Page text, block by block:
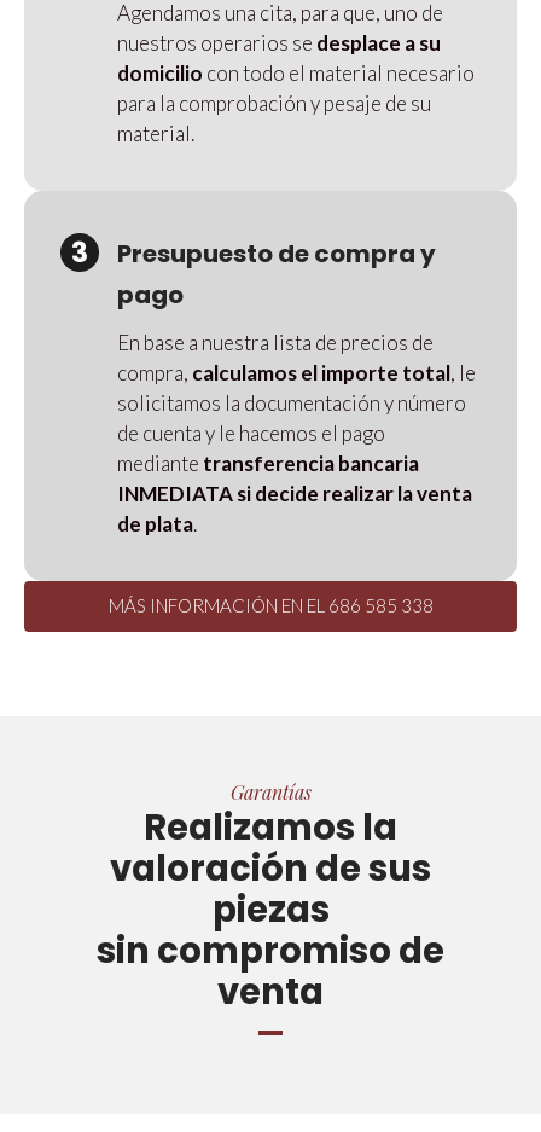
Agendamos una cita, para que, uno de
nuestros operarios se desplace a su
domicilio con todo el material necesario
para la comprobación y pesaje de su
material.
3
Presupuesto de compra y
pago
En base a nuestra lista de precios de
compra, calculamos el importe total, le
solicitamos la documentación y número
de cuenta y le hacemos el pago
mediante transferencia bancaria
INMEDIATA si decide realizar la venta
de plata.
MÁS INFORMACIÓN EN EL 686 585 338
Garantías
Realizamos la
valoración de sus
piezas
sin compromiso de
venta